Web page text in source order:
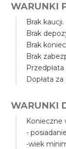
WARUNKI
Brak kaucji.
Brak
Brak
Brak
Dopłata
WARUNKI
Konieczne
-
-wiek